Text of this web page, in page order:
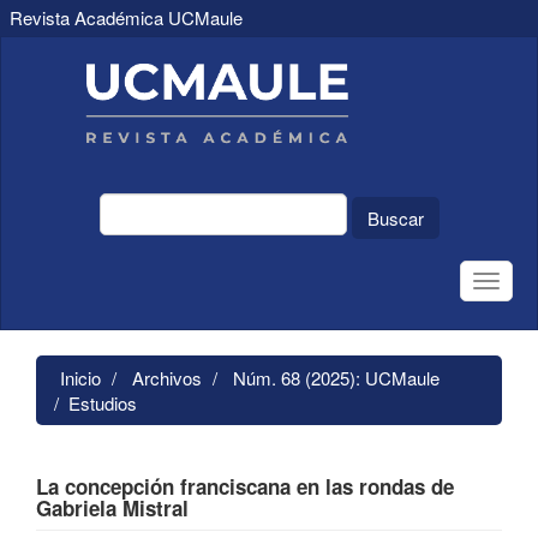
Revista Académica UCMaule
principal
Contenido
principal
Barra
Buscar
Toggle
Inicio Archivos
Núm. 68 (2025): UCMaule
Estudios
La concepción franciscana en las rondas de
Gabriela Mistral